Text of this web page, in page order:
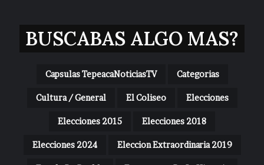
BUSCABAS ALGO MAS?
Capsulas TepeacaNoticiasTV Categorias
Cultura / General El Coliseo Elecciones
Elecciones 2015 Elecciones 2018
Elecciones 2024 Eleccion Extraordinaria 2019